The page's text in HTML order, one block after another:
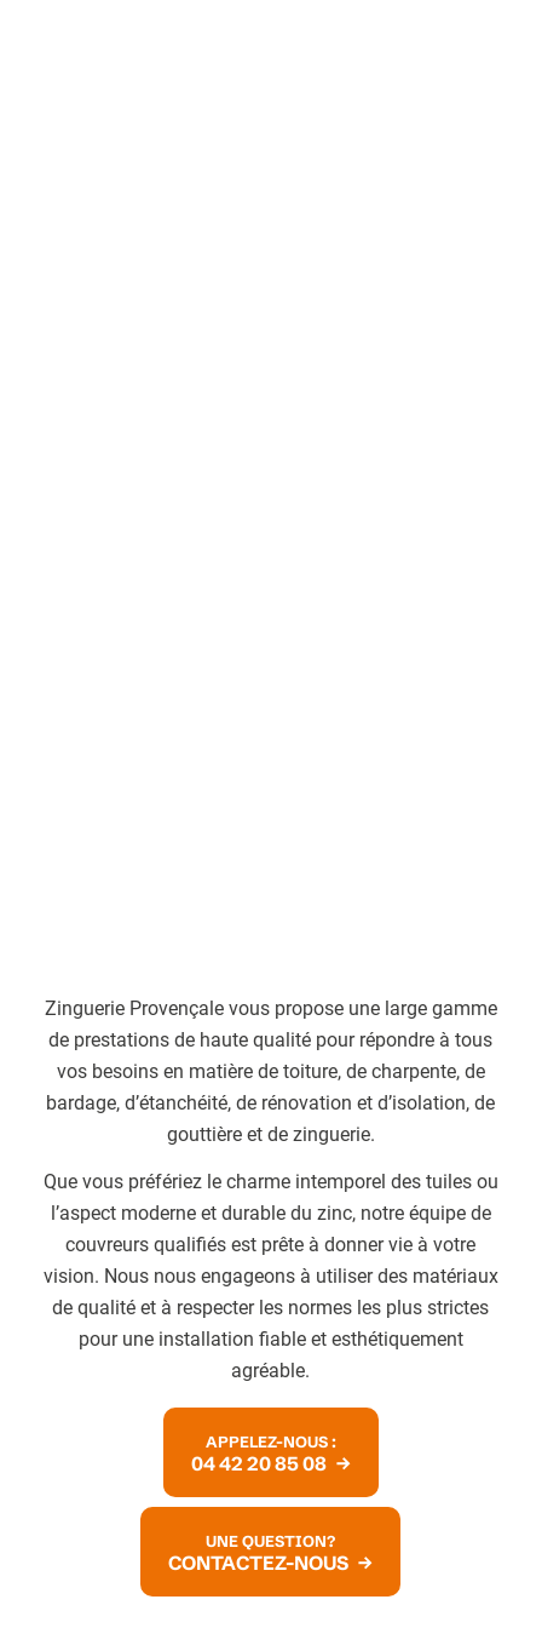
Zinguerie Provençale vous propose une large gamme
de prestations de haute qualité pour répondre à tous
vos besoins en matière de toiture, de charpente, de
bardage, d’étanchéité, de rénovation et d’isolation, de
gouttière et de zinguerie.
Que vous préfériez le charme intemporel des tuiles ou
l’aspect moderne et durable du zinc, notre équipe de
couvreurs qualifiés est prête à donner vie à votre
vision. Nous nous engageons à utiliser des matériaux
de qualité et à respecter les normes les plus strictes
pour une installation fiable et esthétiquement
agréable.
APPELEZ-NOUS :
04 42 20 85 08
UNE QUESTION?
CONTACTEZ-NOUS